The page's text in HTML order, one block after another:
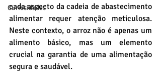
Curiosidades
cada aspecto da cadeia de abastecimento
alimentar requer atenção meticulosa.
Neste contexto, o arroz não é apenas um
alimento básico, mas um elemento
crucial na garantia de uma alimentação
segura e saudável.